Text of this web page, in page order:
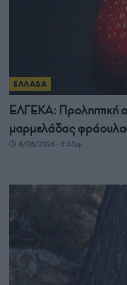
ΕΛΛΑΔΑ
ΕΛΓΕΚΑ: Προληπτική
μαρμελάδας
8/08/2026 - 5:55μμ